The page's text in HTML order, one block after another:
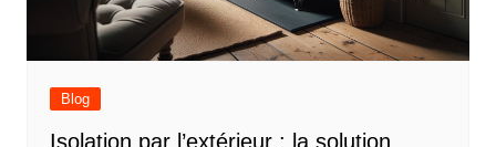
Blog
Isolation par l’extérieur : la solution